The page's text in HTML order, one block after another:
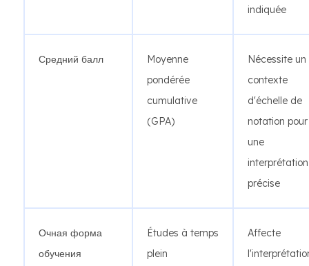
indiquée
Средний балл
Moyenne
pondérée
cumulative
(GPA)
Nécessite un
contexte
d'échelle de
notation pour
une
interprétation
précise
Очная форма
обучения
Études à temps
plein
Affecte